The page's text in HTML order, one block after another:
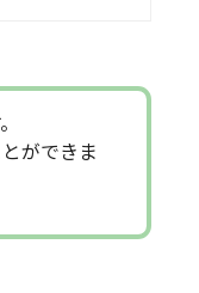
ができま